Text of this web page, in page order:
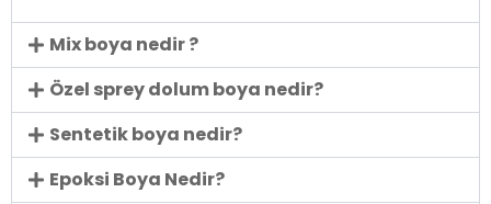
Mix boya nedir ?
Özel sprey dolum boya nedir?
Sentetik boya nedir?
Epoksi Boya Nedir?